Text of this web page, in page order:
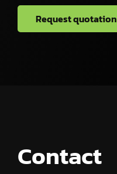
Request quotation
Contact